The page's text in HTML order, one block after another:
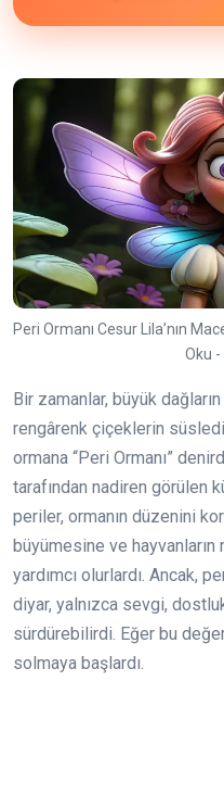
Peri Ormanı Cesur Lila’nın
Oku -
Bir zamanlar, büyük
rengârenk çiçeklerin
ormana “Peri Ormanı”
tarafından nadiren görülen
periler, ormanın düzenini
büyümesine ve
yardımcı olurlardı. Ancak,
diyar, yalnızca sevgi,
sürdürebilirdi. Eğer bu
solmaya başlardı.